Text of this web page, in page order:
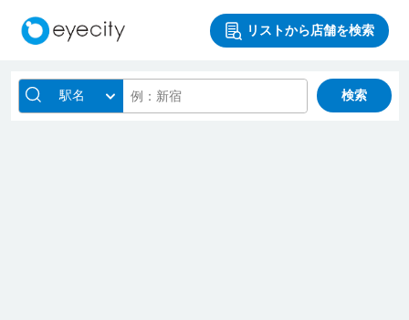
リストから店舗を検索
駅名 検索